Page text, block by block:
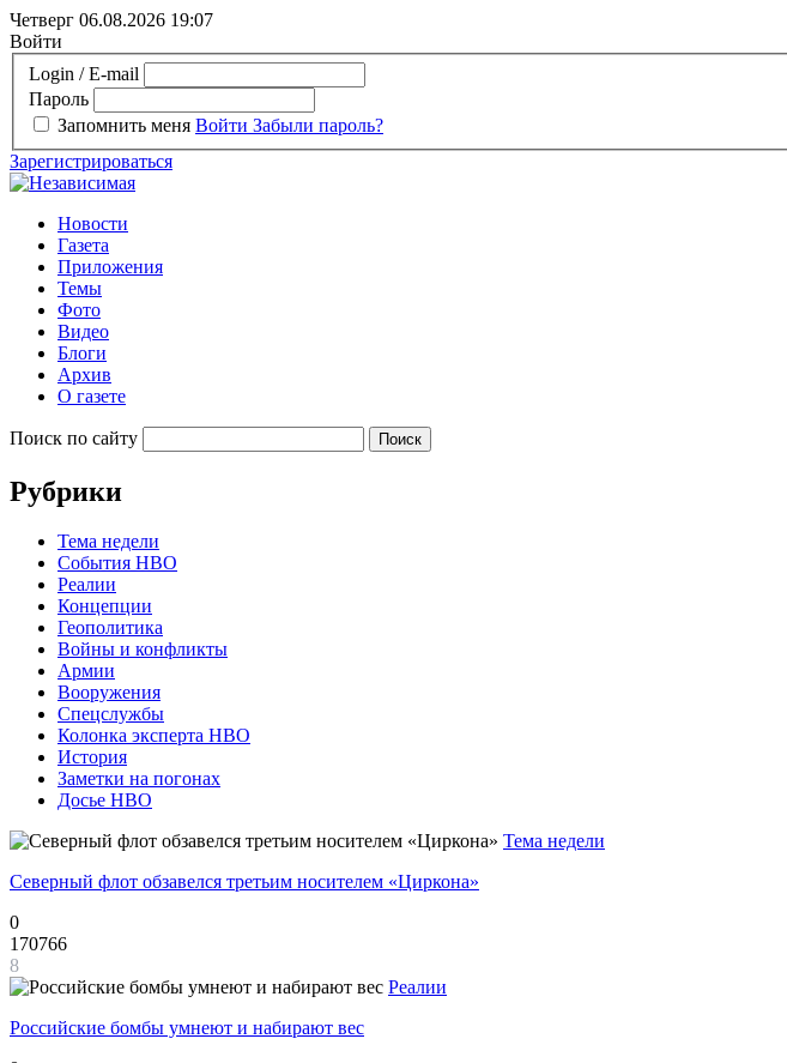
Четверг 06.08.2026 19:07
Войти
Login / E-mail
Пароль
Запомнить меня Войти Забыли пароль?
Зарегистрироваться
Новости
Газета
Приложения
Темы
Фото
Видео
Блоги
Архив
О газете
Поиск по сайту
Рубрики
Тема недели
События НВО
Реалии
Концепции
Геополитика
Войны и конфликты
Армии
Вооружения
Спецслужбы
Колонка эксперта НВО
История
Заметки на погонах
Досье НВО
Тема недели
Северный флот обзавелся третьим носителем «Циркона»
0
170766
8
Реалии
Российские бомбы умнеют и набирают вес